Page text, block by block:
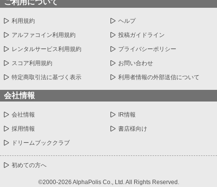
ご利用について
利用規約 ヘルプ
アルファコイン利用規約 投稿ガイドライン
レンタルサービス利用規約 プライバシーポリシー
スコア利用規約 お問い合わせ
特定商取引法に基づく表示 利用者情報の外部送信について
会社情報
会社情報 IR情報
採用情報 書店様向け
ドリームブッククラブ
初めての方へ
©2000-2026 AlphaPolis Co., Ltd. All Rights Reserved.